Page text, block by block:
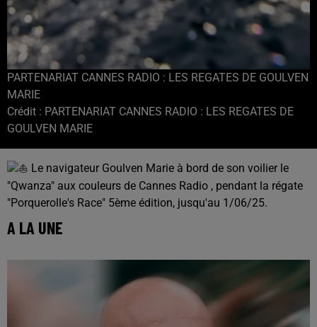
PARTENARIAT CANNES RADIO : LES REGATES DE GOULVEN
MARIE
Crédit : PARTENARIAT CANNES RADIO : LES REGATES DE
GOULVEN MARIE
Le navigateur Goulven Marie à bord de son voilier le
"Qwanza" aux couleurs de Cannes Radio , pendant la régate
"Porquerolle's Race" 5ème édition, jusqu'au 1/06/25.
A LA UNE